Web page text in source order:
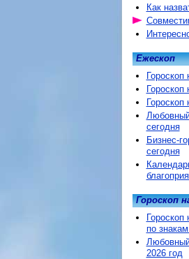
Как
Ежескоп
Гороскоп
Гороскоп
сегодня
Бизнес-
сегодня
Гороскоп
Гороскоп
по
2026 год